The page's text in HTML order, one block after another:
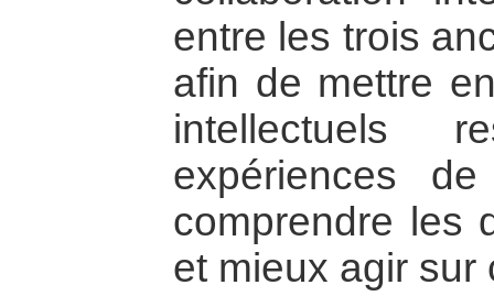
entre les trois
afin de mettre
intellectuels
expériences
comprendre les
et mieux agir sur